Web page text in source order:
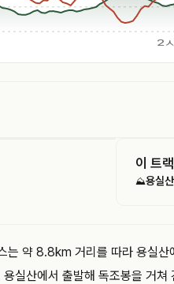
2
.
이 트
⛰용실산
는 약 8.8km 거리를 따라 용실
실산에서 출발해 독조봉을 거